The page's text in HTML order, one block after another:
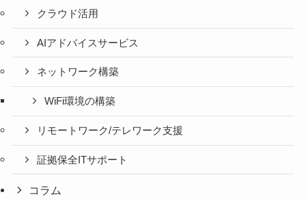
クラウド活用
AIアドバイスサービス
ネットワーク構築
WiFi環境の構築
リモートワーク/テレワーク支援
証拠保全ITサポート
コラム